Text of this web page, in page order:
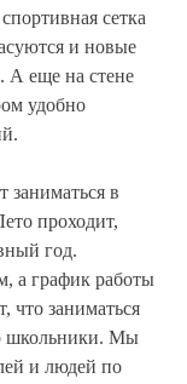
сетка
и новые
А еще на стене
удобно
заниматься в
проходит,
год.
а график работы
что заниматься
школьники. Мы
и людей по